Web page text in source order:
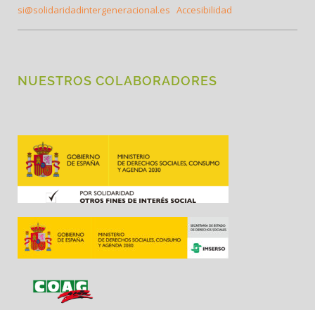
si@solidaridadintergeneracional.es Accesibilidad
NUESTROS COLABORADORES